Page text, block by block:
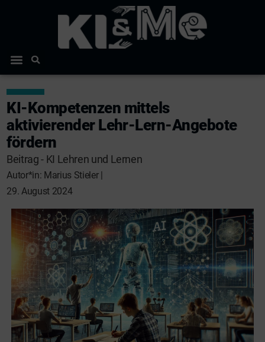
KI-Kompetenzen mittels
aktivierender Lehr-Lern-Angebote
fördern
Beitrag- KI Lehren und Lernen
Autor*in: Marius Stieler |
29. August 2024